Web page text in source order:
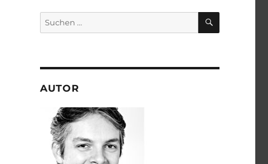
Suchen
nach:
SUCHEN
AUTOR